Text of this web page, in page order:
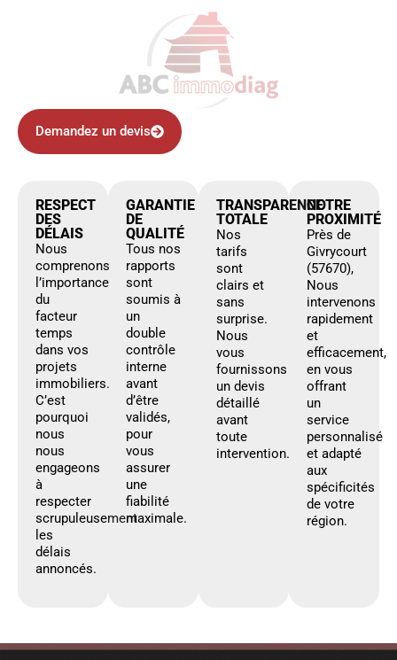
Demandez un devis
RESPECT
DES
DÉLAIS
Nous
comprenons
l’importance
du
facteur
temps
dans vos
projets
immobiliers.
C’est
pourquoi
nous
nous
engageons
à
respecter
scrupuleusement
les
délais
annoncés.
GARANTIE
DE
QUALITÉ
Tous nos
rapports
sont
soumis à
un
double
contrôle
interne
avant
d’être
validés,
pour
vous
assurer
une
fiabilité
maximale.
TRANSPARENCE
TOTALE
Nos
tarifs
sont
clairs et
sans
surprise.
Nous
vous
fournissons
un devis
détaillé
avant
toute
intervention.
NOTRE
PROXIMITÉ
Près de
Givrycourt
(57670),
Nous
intervenons
rapidement
et
efficacement,
en vous
offrant
un
service
personnalisé
et adapté
aux
spécificités
de votre
région.